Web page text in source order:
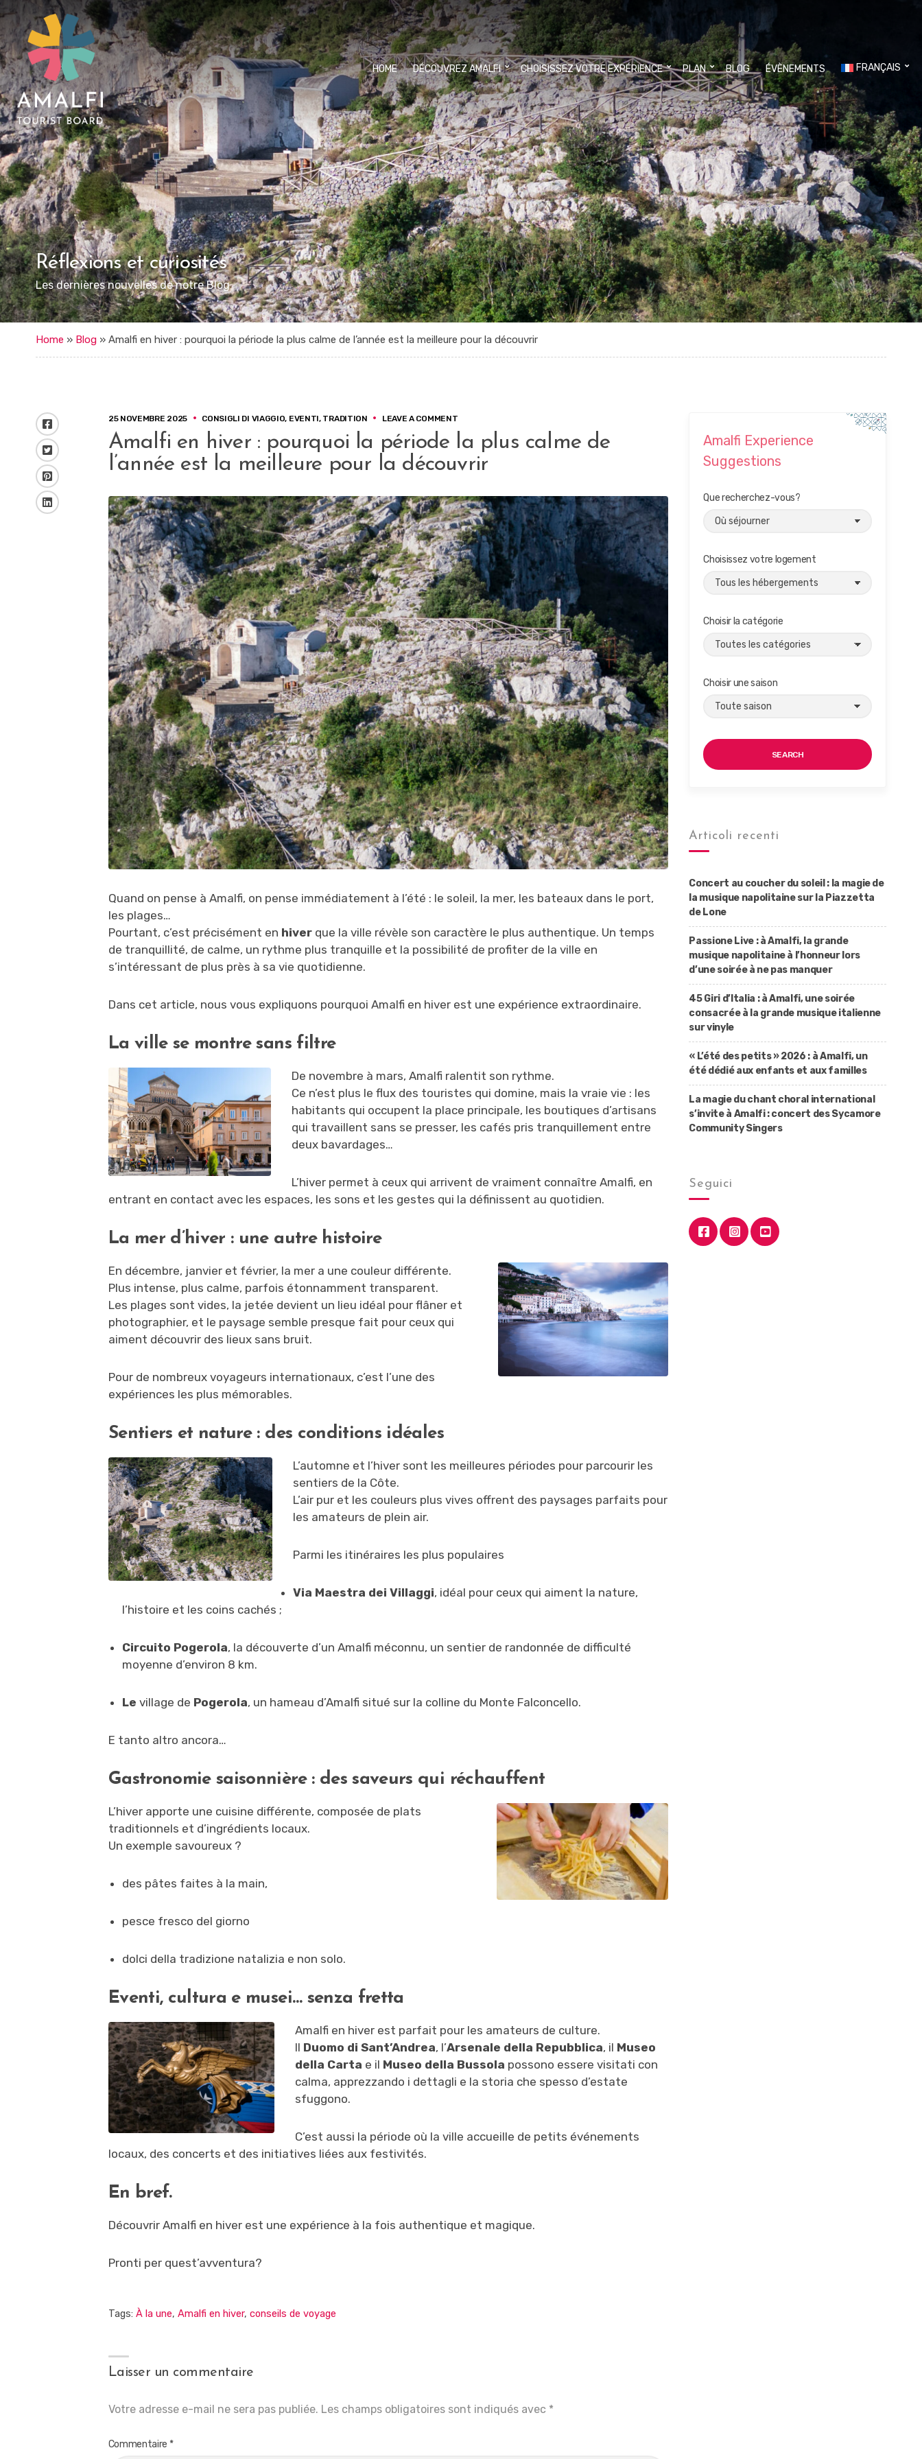
HOME DÉCOUVREZ AMALFI CHOISISSEZ VOTRE EXPÉRIENCE PLAN BLOG ÉVÈNEMENTS FRANÇAIS
Réflexions et curiosités
Les dernières nouvelles de notre Blog
Home » Blog » Amalfi en hiver : pourquoi la période la plus calme de l’année est la meilleure pour la découvrir
Facebook
Twitter
Pinterest
LinkedIn
25 NOVEMBRE 2025 CONSIGLI DI VIAGGIO, EVENTI, TRADITION LEAVE A COMMENTON
AMALFI
EN
HIVER
:
PÉRIODE
LA
PLUS
CALME
DE
L’ANNÉE
EST
LA
MEILLEURE
POUR
LA
DÉCOUVRIR
Amalfi en hiver : pourquoi la période la plus calme de
l’année est la meilleure pour la découvrir
Quand on pense à Amalfi, on pense immédiatement à l’été : le soleil, la mer, les bateaux dans le port,
les plages…
Pourtant, c’est précisément en hiverque la ville révèle son caractère le plus authentique. Un temps
de tranquillité, de calme, un rythme plus tranquille et la possibilité de profiter de la ville en
s’intéressant de plus près à sa vie quotidienne.
Dans cet article, nous vous expliquons pourquoi Amalfi en hiver est une expérience extraordinaire.
La ville se montre sans filtre
De novembre à mars, Amalfi ralentit son rythme.
Ce n’est plus le flux des touristes qui domine, mais la vraie vie : les
habitants qui occupent la place principale, les boutiques d’artisans
qui travaillent sans se presser, les cafés pris tranquillement entre
deux bavardages…
L’hiver permet à ceux qui arrivent de vraiment connaître Amalfi, en
entrant en contact avec les espaces, les sons et les gestes qui la définissent au quotidien.
La mer d’hiver : une autre histoire
En décembre, janvier et février, la mer a une couleur différente.
Plus intense, plus calme, parfois étonnamment transparent.
Les plages sont vides, la jetée devient un lieu idéal pour flâner et
photographier, et le paysage semble presque fait pour ceux qui
aiment découvrir des lieux sans bruit.
Pour de nombreux voyageurs internationaux, c’est l’une des
expériences les plus mémorables.
Sentiers et nature : des conditions idéales
L’automne et l’hiver sont les meilleures périodes pour parcourir les
sentiers de la Côte.
L’air pur et les couleurs plus vives offrent des paysages parfaits pour
les amateurs de plein air.
Parmi les itinéraires les plus populaires
Via Maestra dei Villaggi, idéal pour ceux qui aiment la nature,
l’histoire et les coins cachés ;
Circuito Pogerola, la découverte d’un Amalfi méconnu, un sentier de randonnée de difficulté
moyenne d’environ 8 km.
Le village de Pogerola, un hameau d’Amalfi situé sur la colline du Monte Falconcello.
E tanto altro ancora…
Gastronomie saisonnière : des saveurs qui réchauffent
L’hiver apporte une cuisine différente, composée de plats
traditionnels et d’ingrédients locaux.
Un exemple savoureux ?
des pâtes faites à la main,
pesce fresco del giorno
dolci della tradizione natalizia e non solo.
Eventi, cultura e musei… senza fretta
Amalfi en hiver est parfait pour les amateurs de culture.
Il Duomo di Sant’Andrea, l’Arsenale della Repubblica, il Museo
della Carta e il Museo della Bussola possono essere visitati con
calma, apprezzando i dettagli e la storia che spesso d’estate
sfuggono.
C’est aussi la période où la ville accueille de petits événements
locaux, des concerts et des initiatives liées aux festivités.
En bref.
Découvrir Amalfi en hiver est une expérience à la fois authentique et magique.
Pronti per quest’avventura?
Tags: À la une, Amalfi en hiver, conseils de voyage
Laisser un commentaire
Votre adresse e-mail ne sera pas publiée. Les champs obligatoires sont indiqués avec *
Commentaire *
Amalfi Experience
Suggestions
Que recherchez-vous?
Choisissez votre logement
Choisir la catégorie
Choisir une saison
SEARCH
Articoli recenti
Concert au coucher du soleil : la magie de
la musique napolitaine sur la Piazzetta
de Lone
Passione Live : à Amalfi, la grande
musique napolitaine à l’honneur lors
d’une soirée à ne pas manquer
45 Giri d’Italia : à Amalfi, une soirée
consacrée à la grande musique italienne
sur vinyle
« L’été des petits » 2026 : à Amalfi, un
été dédié aux enfants et aux familles
La magie du chant choral international
s’invite à Amalfi : concert des Sycamore
Community Singers
Seguici